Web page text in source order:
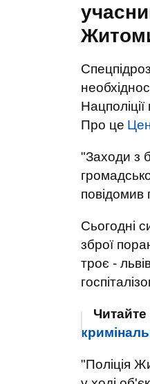
Про це
"Заходи з
повідомив
Сьогодні
зброї
троє -
"Поліція